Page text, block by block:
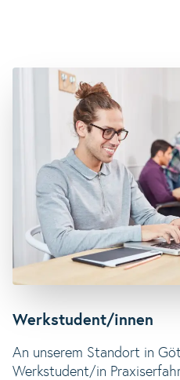
Werkstudent/innen
An unserem Standort in
Werkstudent/in